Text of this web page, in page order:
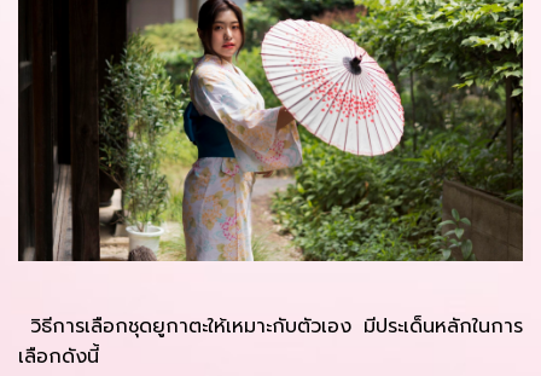
วิธีการเลือกชุดยูกาตะให้เหมาะกับตัวเอง มีประเด็นหลักในการ
เลือกดังนี้